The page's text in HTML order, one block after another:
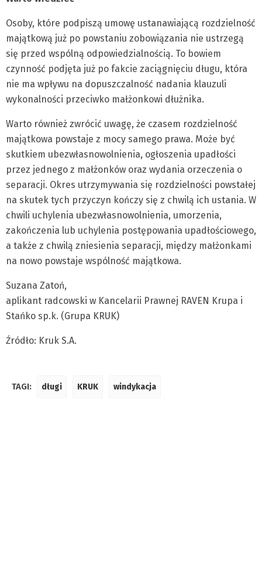
Osoby, które podpiszą umowę ustanawiającą rozdzielność
majątkową już po powstaniu zobowiązania nie ustrzegą
się przed wspólną odpowiedzialnością. To bowiem
czynność podjęta już po fakcie zaciągnięciu długu, która
nie ma wpływu na dopuszczalność nadania klauzuli
wykonalności przeciwko małżonkowi dłużnika.
Warto również zwrócić uwagę, że czasem rozdzielność
majątkowa powstaje z mocy samego prawa. Może być
skutkiem ubezwłasnowolnienia, ogłoszenia upadłości
przez jednego z małżonków oraz wydania orzeczenia o
separacji. Okres utrzymywania się rozdzielności powstałej
na skutek tych przyczyn kończy się z chwilą ich ustania. W
chwili uchylenia ubezwłasnowolnienia, umorzenia,
zakończenia lub uchylenia postępowania upadłościowego,
a także z chwilą zniesienia separacji, między małżonkami
na nowo powstaje wspólność majątkowa.
Suzana Zatoń,
aplikant radcowski w Kancelarii Prawnej RAVEN Krupa i
Stańko sp.k. (Grupa KRUK)
Źródło: Kruk S.A.
TAGI: długi KRUK windykacja